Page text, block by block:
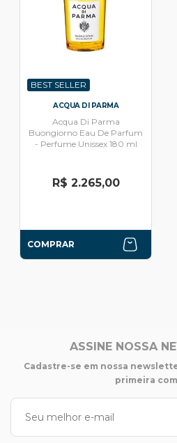
BEST SELLER
ACQUA DI PARMA
Acqua Di Parma
Buongiorno Eau De Parfum
- Perfume Unissex 180 ml
R$ 2.265,00
COMPRAR
ASSINE NOSSA
Cadastre-se em nossa
primeira